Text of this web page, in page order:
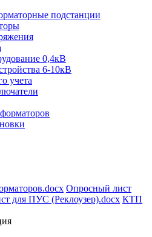
подстанции
0,4кВ
6-10кВ
учета
Опросный лист
для ПУС (Реклоузер).docx КТП